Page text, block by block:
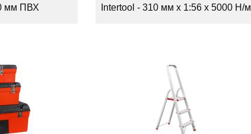
мм ПВХ
Intertool - 310 мм x 1:56 x 5000 Н/м